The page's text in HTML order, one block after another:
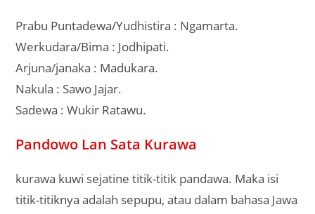
Prabu Puntadewa/Yudhistira : Ngamarta.
Werkudara/Bima : Jodhipati.
Arjuna/janaka : Madukara.
Nakula : Sawo Jajar.
Sadewa : Wukir Ratawu.
Pandowo Lan Sata Kurawa
kurawa kuwi sejatine titik-titik pandawa. Maka isi
titik-titiknya adalah sepupu, atau dalam bahasa Jawa